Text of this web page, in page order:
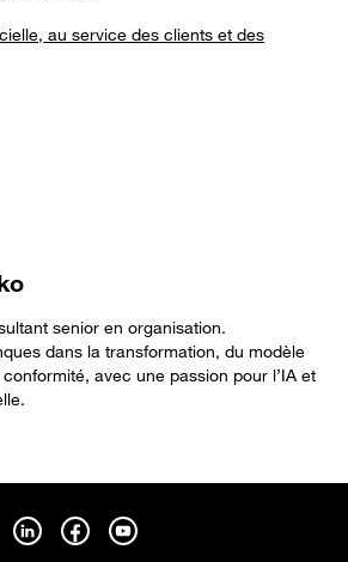
au service des clients et des
senior en organisation.
dans la transformation, du modèle
avec une passion pour l’IA et
nous sur twitter - ouverture dans un nouvel onglet
Suivez-nous sur linkedin - ouverture dans un nouvel onglet
Suivez-nous sur facebook - ouverture dans un
Suivez-nous sur youtube - ouverture dans